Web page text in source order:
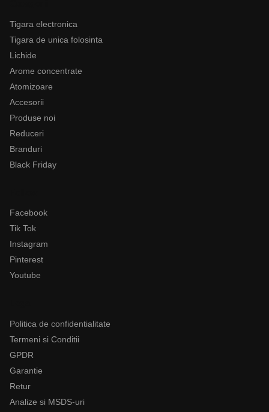
Tigara electronica
Tigara de unica folosinta
Lichide
Arome concentrate
Atomizoare
Accesorii
Produse noi
Reduceri
Branduri
Black Friday
Facebook
Tik Tok
Instagram
Pinterest
Youtube
Politica de confidentialitate
Termeni si Conditii
GPDR
Garantie
Retur
Analize si MSDS-uri